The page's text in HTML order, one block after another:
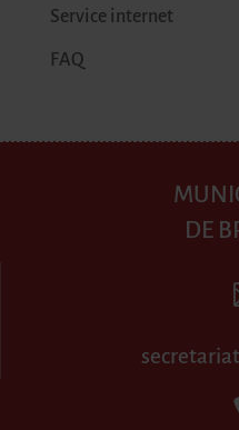
Service internet
FAQ
DE